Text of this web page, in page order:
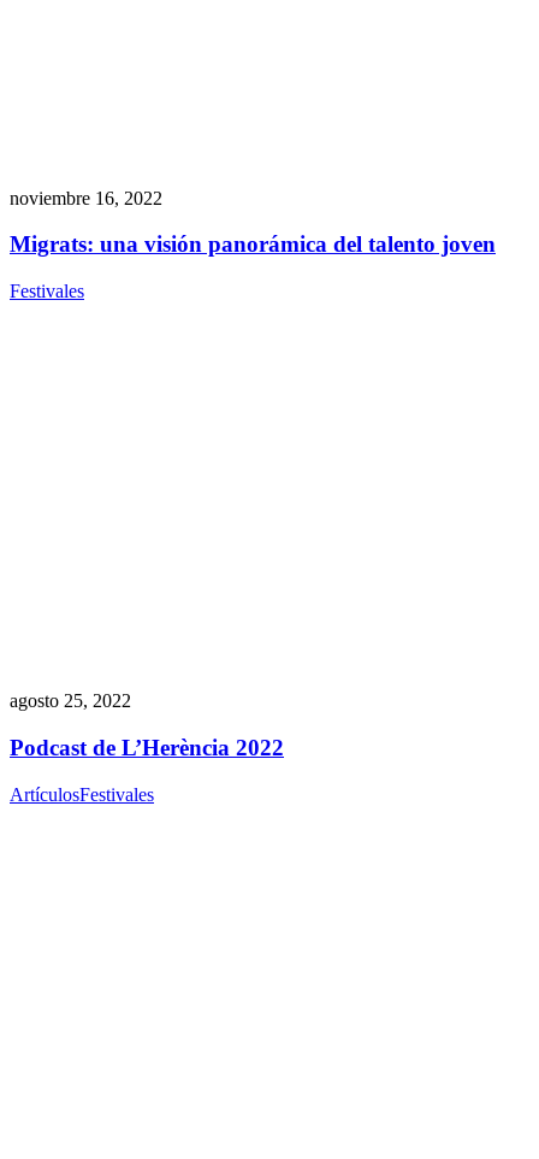
noviembre 16, 2022
Migrats: una visión panorámica del talento joven
Festivales
agosto 25, 2022
Podcast de L’Herència 2022
ArtículosFestivales